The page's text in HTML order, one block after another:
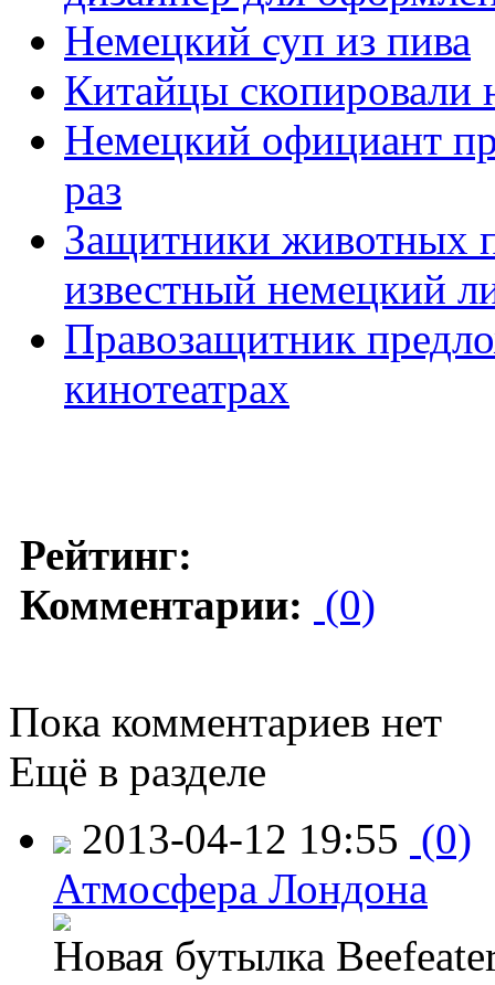
Немецкий суп из пива
Китайцы скопировали
Немецкий официант
раз
Защитники животных
известный немецкий
Правозащитник
кинотеатрах
Рейтинг:
Комментарии: (0)
Пока комментариев нет
Ещё в разделе
2013-04-12 19:55 (0)
Атмосфера Лондона
Новая бутылка